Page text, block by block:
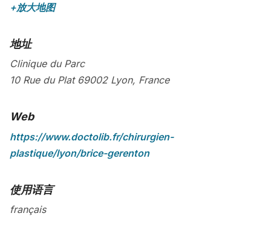
+放大地图
地址
Clinique du Parc
10 Rue du Plat 69002 Lyon, France
Web
https://www.doctolib.fr/chirurgien-
plastique/lyon/brice-gerenton
使用语言
français